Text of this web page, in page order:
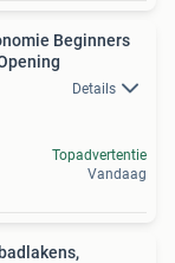
Beginners
Details
Topadvertentie
Vandaag